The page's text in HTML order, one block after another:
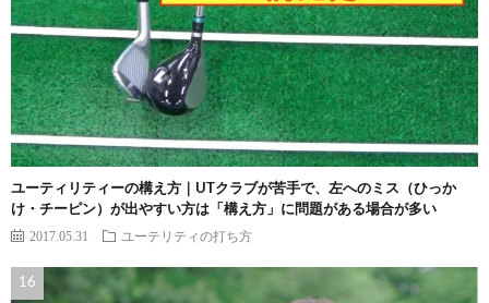
ユーティリティーの構え方｜UTクラブが苦手で、左へのミス（ひっか
け・チーピン）が出やすい方は「構え方」に問題がある場合が多い
2017.05.31 ユーテリティの打ち方